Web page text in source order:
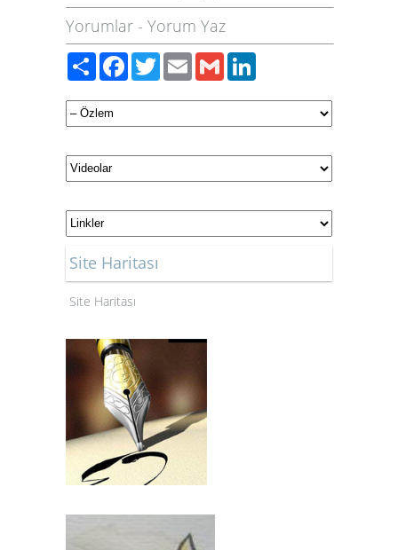
Yorumlar - Yorum Yaz
PaylaşFacebook
TwitterEmailGmail
Site Haritası
Site Haritası